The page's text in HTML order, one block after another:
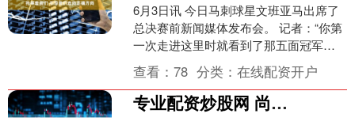
6月3日讯 今日马刺球星文班亚马出席了
总决赛前新闻媒体发布会。 记者：“你第
一次走进这里时就看到了那五面冠军旗
帜。我知道你和波波（维奇）、蒂姆
（邓肯）以及过去的....
查看：78 分类：在线配资开户
专业配资炒股网 尚帕尼：我身边不少朋友都是尼克斯死忠球迷 我想亲手打碎其美梦